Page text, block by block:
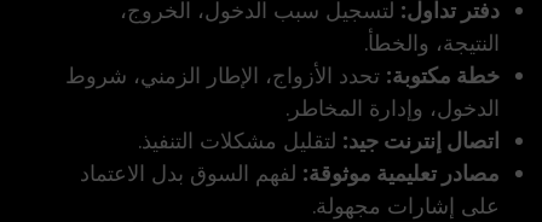
دفتر تداول: لتسجيل سبب الدخول، الخروج،
النتيجة، والخطأ.
خطة مكتوبة: تحدد الأزواج، الإطار الزمني، شروط
الدخول، وإدارة المخاطر.
اتصال إنترنت جيد: لتقليل مشكلات التنفيذ.
مصادر تعليمية موثوقة: لفهم السوق بدل الاعتماد
على إشارات مجهولة.